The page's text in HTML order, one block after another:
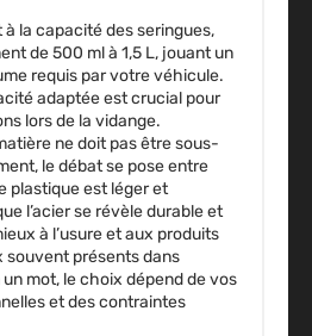
la capacité des seringues,
de 500 ml à 1,5 L, jouant un
requis par votre véhicule.
adaptée est crucial pour
lors de la vidange.
ne doit pas être sous-
le débat se pose entre
plastique est léger et
l’acier se révèle durable et
à l’usure et aux produits
souvent présents dans
mot, le choix dépend de vos
et des contraintes